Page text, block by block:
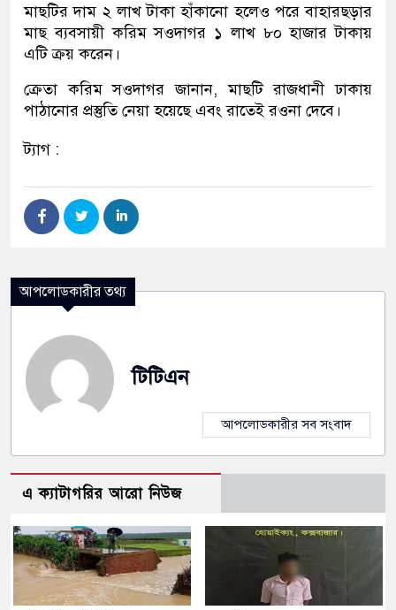
মাছটির দাম ২ লাখ টাকা হাঁকানো হলেও পরে বাহারছড়ার
মাছ ব্যবসায়ী করিম সওদাগর ১ লাখ ৮০ হাজার টাকায়
এটি ক্রয় করেন।
ক্রেতা করিম সওদাগর জানান, মাছটি রাজধানী ঢাকায়
পাঠানোর প্রস্তুতি নেয়া হয়েছে এবং রাতেই রওনা দেবে।
ট্যাগ :
আপলোডকারীর তথ্য
টিটিএন
আপলোডকারীর সব সংবাদ
এ ক্যাটাগরির আরো নিউজ